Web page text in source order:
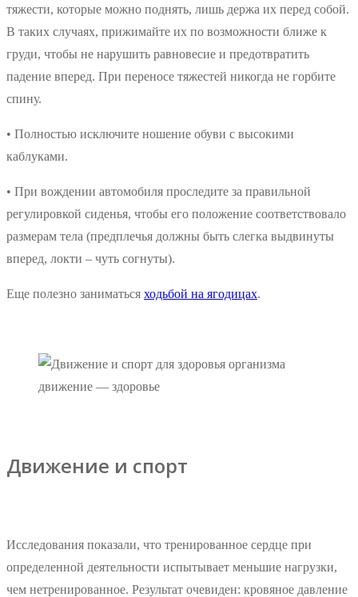
тяжести, которые можно поднять, лишь держа их перед собой.
В таких случаях, прижимайте их по возможности ближе к
груди, чтобы не нарушить равновесие и предотвратить
падение вперед. При переносе тяжестей никогда не горбите
спину.
• Полностью исключите ношение обуви с высокими
каблуками.
• При вождении автомобиля проследите за правильной
регулировкой сиденья, чтобы его положение соответствовало
размерам тела (предплечья должны быть слегка выдвинуты
вперед, локти – чуть согнуты).
Еще полезно заниматься ходьбой на ягодицах.
движение — здоровье
Движение и спорт
Исследования показали, что тренированное сердце при
определенной деятельности испытывает меньшие нагрузки,
чем нетренированное. Результат очевиден: кровяное давление